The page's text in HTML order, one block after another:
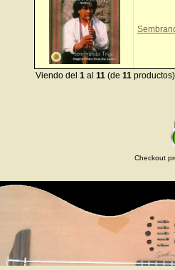
Viendo del 1 al 11 (de 11 productos)
Checkout